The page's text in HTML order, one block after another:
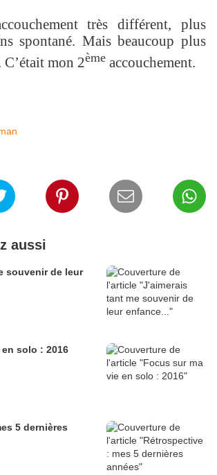
très différent, plus
spontané. Mais beaucoup plus
C’était mon 2ème accouchement.
aussi
souvenir de leur
solo : 2016
5 dernières